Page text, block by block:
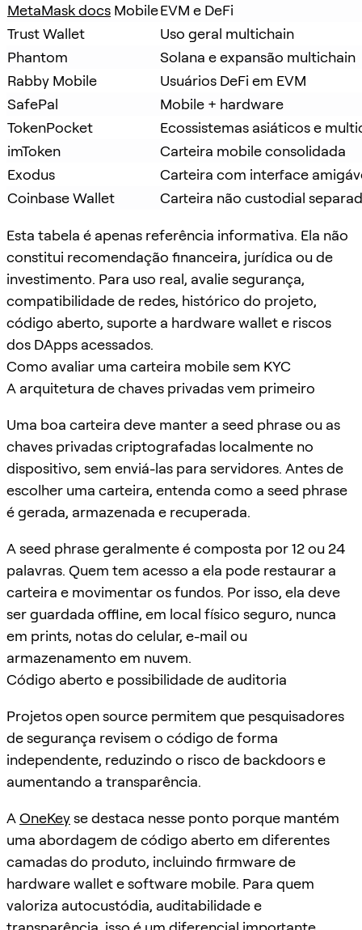
MetaMask docs MobileEVM e DeFi
Trust Wallet
Uso geral multichain
Phantom
Solana e expansão multichain
Rabby Mobile
Usuários DeFi em EVM
SafePal
Mobile + hardware
TokenPocket
Ecossistemas asiáticos e
imToken
Carteira mobile consolidada
Exodus
Carteira com interface
Coinbase Wallet
Carteira não custodial
Esta tabela é apenas referência informativa. Ela não
constitui recomendação financeira, jurídica ou de
investimento. Para uso real, avalie segurança,
compatibilidade de redes, histórico do projeto,
código aberto, suporte a hardware wallet e riscos
dos DApps acessados.
Como avaliar uma carteira mobile sem KYC
A arquitetura de chaves privadas vem primeiro
Uma boa carteira deve manter a seed phrase ou as
chaves privadas criptografadas localmente no
dispositivo, sem enviá-las para servidores. Antes de
escolher uma carteira, entenda como a seed phrase
é gerada, armazenada e recuperada.
A seed phrase geralmente é composta por 12 ou 24
palavras. Quem tem acesso a ela pode restaurar a
carteira e movimentar os fundos. Por isso, ela deve
ser guardada offline, em local físico seguro, nunca
em prints, notas do celular, e-mail ou
armazenamento em nuvem.
Código aberto e possibilidade de auditoria
Projetos open source permitem que pesquisadores
de segurança revisem o código de forma
independente, reduzindo o risco de backdoors e
aumentando a transparência.
A OneKeyse destaca nesse ponto porque mantém
uma abordagem de código aberto em diferentes
camadas do produto, incluindo firmware de
hardware wallet e software mobile. Para quem
valoriza autocustódia, auditabilidade e